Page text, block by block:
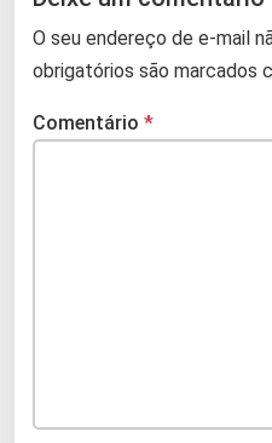
O seu endereço de e-mail
obrigatórios são marcados
Comentário *